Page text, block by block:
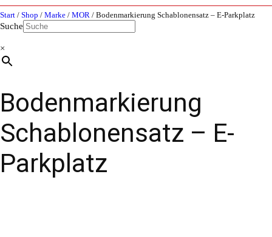
Start / Shop / Marke / MOR / Bodenmarkierung Schablonensatz – E-Parkplatz
Suche
×
Bodenmarkierung
Schablonensatz – E-
Parkplatz